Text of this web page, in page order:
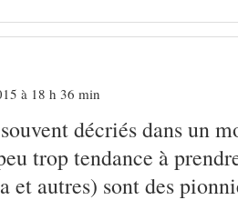
à 18 h 36 min
décriés dans un
trop tendance à
et autres) sont des